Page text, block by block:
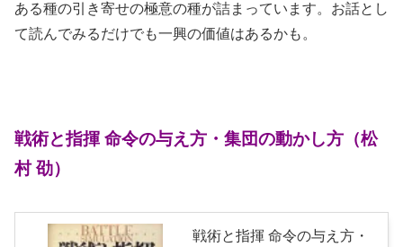
ある種の引き寄せの極意の種が詰まっています。お話とし
て読んでみるだけでも一興の価値はあるかも。
戦術と指揮 命令の与え方・集団の動かし方（松
村 劭）
戦術と指揮 命令の与え方・